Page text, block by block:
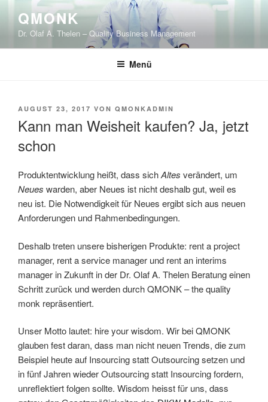
Inhalt
springen
QMONK
Dr. Olaf A. Thelen – Quality Business Management
Menü
VERÖFFENTLICHT
AM
AUGUST 23, 2017 VON QMONKADMIN
Kann man Weisheit kaufen? Ja, jetzt
schon
Produktentwicklung heißt, dass sichAltes verändert, um
Neues warden, aber Neues ist nicht deshalb gut, weil es
neu ist. Die Notwendigkeit für Neues ergibt sich aus neuen
Anforderungen und Rahmenbedingungen.
Deshalb treten unsere bisherigen Produkte: rent a project
manager, rent a service manager und rent an interims
manager in Zukunft in der Dr. Olaf A. Thelen Beratung einen
Schritt zurück und werden durch QMONK – the quality
monk repräsentiert.
Unser Motto lautet: hire your wisdom. Wir bei QMONK
glauben fest daran, dass man nicht neuen Trends, die zum
Beispiel heute auf Insourcing statt Outsourcing setzen und
in fünf Jahren wieder Outsourcing statt Insourcing fordern,
unreflektiert folgen sollte. Wisdom heisst für uns, dass